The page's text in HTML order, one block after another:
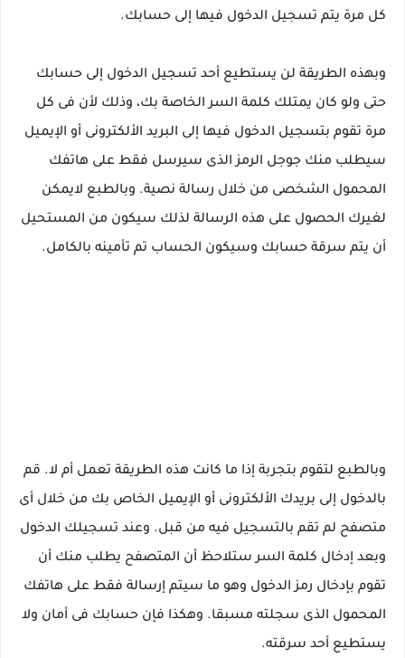
كل مرة يتم تسجيل الدخول فيها إلى حسابك.
وبهذه الطريقة لن يستطيع أحد تسجيل الدخول إلى حسابك
حتى ولو كان يمتلك كلمة السر الخاصة بك، وذلك لأن فى كل
مرة تقوم بتسجيل الدخول فيها إلى البريد الألكترونى أو الإيميل
سيطلب منك جوجل الرمز الذى سيرسل فقط على هاتفك
المحمول الشخصى من خلال رسالة نصية. وبالطبع لايمكن
لغيرك الحصول على هذه الرسالة لذلك سيكون من المستحيل
أن يتم سرقة حسابك وسيكون الحساب تم تأمينه بالكامل.
وبالطبع لتقوم بتجربة إذا ما كانت هذه الطريقة تعمل أم لا. قم
بالدخول إلى بريدك الألكترونى أو الإيميل الخاص بك من خلال أى
متصفح لم تقم بالتسجيل فيه من قبل. وعند تسجيلك الدخول
وبعد إدخال كلمة السر ستلاحظ أن المتصفح يطلب منك أن
تقوم بإدخال رمز الدخول وهو ما سيتم إرسالة فقط على هاتفك
المحمول الذى سجلته مسبقا. وهكذا فإن حسابك فى أمان ولا
يستطيع أحد سرقته.